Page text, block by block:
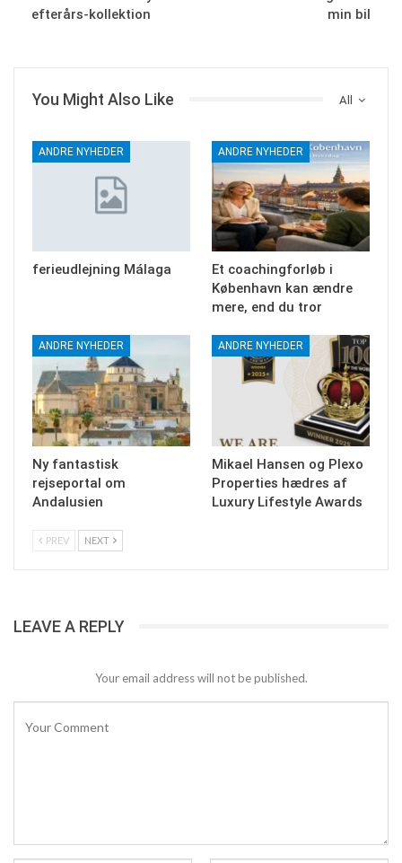
efterårs-kollektion
min bil
All
You Might Also Like
ANDRE NYHEDER
ferieudlejning Málaga
ANDRE NYHEDER
Et coachingforløb i
København kan ændre
mere, end du tror
ANDRE NYHEDER
Ny fantastisk
rejseportal om
Andalusien
ANDRE NYHEDER
Mikael Hansen og Plexo
Properties hædres af
Luxury Lifestyle Awards
PREV NEXT
LEAVE A REPLY
Your email address will not be published.